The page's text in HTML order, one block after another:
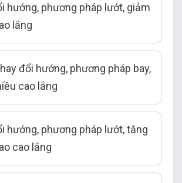
hướng, phương pháp lướt, giảm
lắng
đổi hướng, phương pháp bay,
cao lắng
hướng, phương pháp lướt, tăng
cao lắng